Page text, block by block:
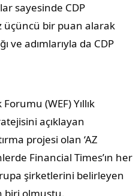
sayesinde CDP
üçüncü bir puan alarak
adımlarıyla da CDP
(WEF) Yıllık
açıklayan
projesi olan ‘AZ
Financial Times’ın her
şirketlerini belirleyen